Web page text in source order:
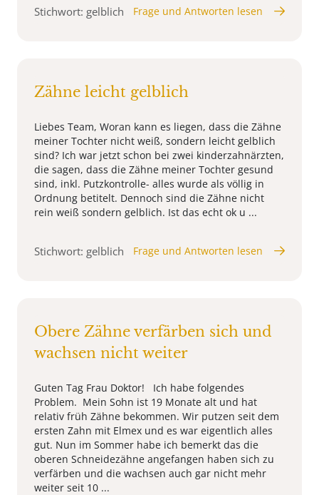
Stichwort: gelblich Frage und Antworten lesen
Zähne leicht gelblich
Liebes Team, Woran kann es liegen, dass die Zähne
meiner Tochter nicht weiß, sondern leicht gelblich
sind? Ich war jetzt schon bei zwei kinderzahnärzten,
die sagen, dass die Zähne meiner Tochter gesund
sind, inkl. Putzkontrolle- alles wurde als völlig in
Ordnung betitelt. Dennoch sind die Zähne nicht
rein weiß sondern gelblich. Ist das echt ok u ...
Stichwort: gelblich Frage und Antworten lesen
Obere Zähne verfärben sich und
wachsen nicht weiter
Guten Tag Frau Doktor! Ich habe folgendes
Problem. Mein Sohn ist 19 Monate alt und hat
relativ früh Zähne bekommen. Wir putzen seit dem
ersten Zahn mit Elmex und es war eigentlich alles
gut. Nun im Sommer habe ich bemerkt das die
oberen Schneidezähne angefangen haben sich zu
verfärben und die wachsen auch gar nicht mehr
weiter seit 10 ...